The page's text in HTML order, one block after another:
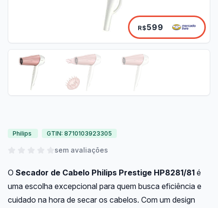
R$599
Philips GTIN: 8710103923305
sem avaliações
O Secador de Cabelo Philips Prestige HP8281/81 é
uma escolha excepcional para quem busca eficiência e
cuidado na hora de secar os cabelos. Com um design